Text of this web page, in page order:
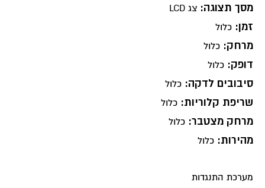
מסך תצוגה: צג LCD
זמן: כלול
מרחק: כלול
דופק: כלול
סיבובים לדקה: כלול
שריפת קלוריות: כלול
מרחק מצטבר: כלול
מהירות: כלול
מערכת התנגדות